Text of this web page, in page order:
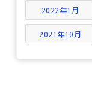
2022年1月
2021年10月